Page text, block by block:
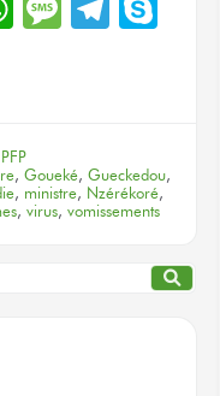
WhatsApp
Message
PFP
, Goueké, Gueckedou,
, ministre, Nzérékoré,
, virus, vomissements